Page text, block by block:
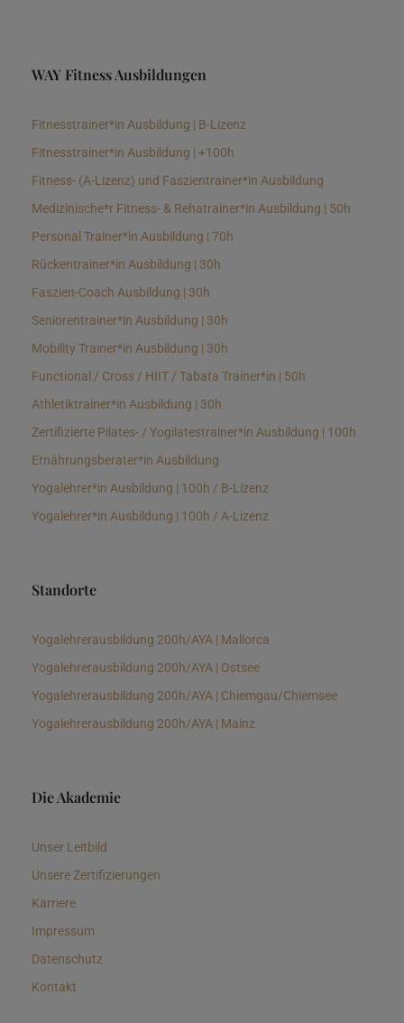
WAY Fitness Ausbildungen
Fitnesstrainer*in Ausbildung | B-Lizenz
Fitnesstrainer*in Ausbildung | +100h
Fitness- (A-Lizenz) und Faszientrainer*in Ausbildung
Medizinische*r Fitness- & Rehatrainer*in Ausbildung | 50h
Personal Trainer*in Ausbildung | 70h
Rückentrainer*in Ausbildung | 30h
Faszien-Coach Ausbildung | 30h
Seniorentrainer*in Ausbildung | 30h
Mobility Trainer*in Ausbildung | 30h
Functional / Cross / HIIT / Tabata Trainer*in | 50h
Athletiktrainer*in Ausbildung | 30h
Zertifizierte Pilates- / Yogilatestrainer*in Ausbildung | 100h
Ernährungsberater*in Ausbildung
Yogalehrer*in Ausbildung | 100h / B-Lizenz
Yogalehrer*in Ausbildung | 100h / A-Lizenz
Standorte
Yogalehrerausbildung 200h/AYA | Mallorca
Yogalehrerausbildung 200h/AYA | Ostsee
Yogalehrerausbildung 200h/AYA | Chiemgau/Chiemsee
Yogalehrerausbildung 200h/AYA | Mainz
Die Akademie
Unser Leitbild
Unsere Zertifizierungen
Karriere
Impressum
Datenschutz
Kontakt